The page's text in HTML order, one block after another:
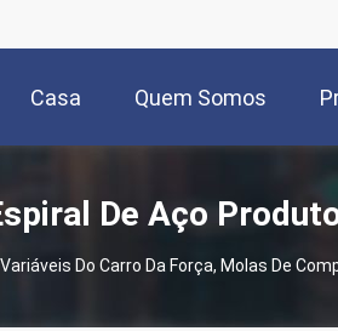
Casa Quem Somos
De Aço
Do Carro Da Força, Molas De